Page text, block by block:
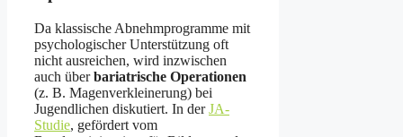
Da klassische Abnehmprogramme mit
psychologischer Unterstützung oft
nicht ausreichen, wird inzwischen
auch überbariatrische Operationen
(z. B. Magenverkleinerung) bei
Jugendlichen diskutiert. In derJA-
Studie, gefördert vom